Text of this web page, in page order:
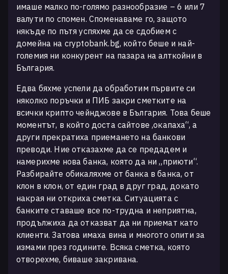
имаше малко по-голямо разнообразие – 6 или 7
валути по спомен. Споменаваме го, защото
някъде по пътя успяхме да се сдобием с
домейна на cryptobank.bg, който беше и най-
големия ни конкурент на пазара на алткойни в
България.
Едва бяхме успели да обработим първите си
няколко поръчки и ПИБ закри сметките на
всички крипто чейнджове в България. Това беше
моментът, в който доста сайтове ‚окапаха“, а
други прекратиха приемането на банкови
преводи. Ние отказахме да се предадем и
намерихме нова банка, която да ни „приюти“.
Разбирайте обикаляхме от банка в банка, от
клон в клон, от един град в друг град, докато
накрая ни откриха сметка. Ситуацията с
банките ставаше все по-трудна и неприятна,
продължиха да отказват да ни приемат като
клиенти. Затова имаха вина и многото опити за
измами през годините. Всяка сметка, която
отворехме, биваше закривана.